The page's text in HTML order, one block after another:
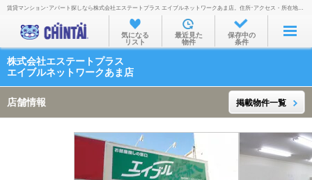
お部屋を探す
沿線・駅から
通勤通学時間から
物件特集から
不動産会社から
賃貸マンション･アパート探しなら株式会社エステートプラス エイブルネットワークあま店。住所･アクセス・所在地・地図・営業時間・定休日・電話番号などを掲載。
気になる
リスト
最近見た
物件
保存中の
条件
株式会社エステートプラス
エイブルネットワークあま店
店舗情報 掲載物件一覧